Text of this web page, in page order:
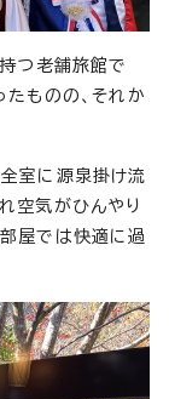
つ老舗旅館で
ものの、それか
室に源泉掛け流
空気がひんやり
屋では快適に過